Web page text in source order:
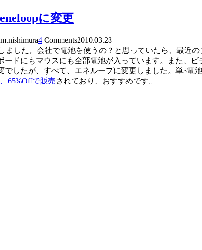
に変更
4 Comments2010.03.28
ました。会社で電池を使うの？と思っていたら、最近
ドにもマウスにも全部電池が入っています。また、
したが、すべて、エネループに変更しました。単3電
65%Offで販売されており、おすすめです。